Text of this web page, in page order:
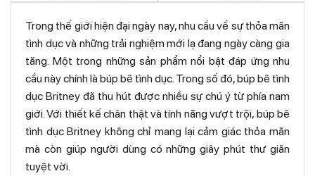
Trong thế giới hiện đại ngày nay, nhu cầu về sự thỏa mãn
tình dục và những trải nghiệm mới lạ đang ngày càng gia
tăng. Một trong những sản phẩm nổi bật đáp ứng nhu
cầu này chính là búp bê tình dục. Trong số đó, búp bê tình
dục Britney đã thu hút được nhiều sự chú ý từ phía nam
giới. Với thiết kế chân thật và tính năng vượt trội, búp bê
tình dục Britney không chỉ mang lại cảm giác thỏa mãn
mà còn giúp người dùng có những giây phút thư giãn
tuyệt vời.